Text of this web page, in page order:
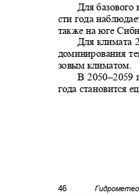
Для базового
сти года
также на юге
Для климата
доминирования
зовым климатом.
В2050–2059
года становится
46